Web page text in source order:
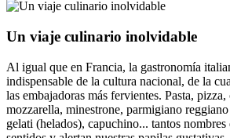
Un viaje culinario inolvidable
Al igual que en Francia, la gastronomía
indispensable de la cultura nacional, de la
las embajadoras más fervientes. Pasta,
mozzarella, minestrone, parmigiano
gelati (helados), capuchino... tantos nombres